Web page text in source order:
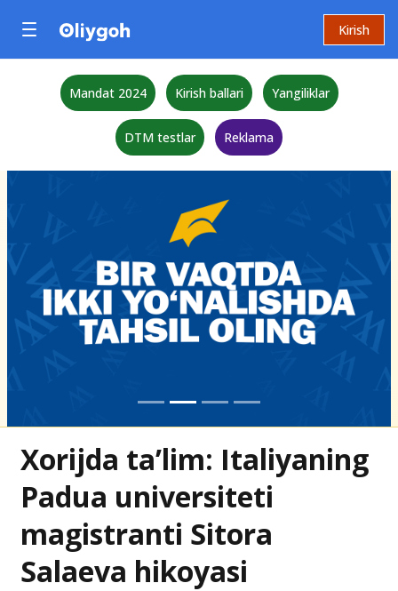
Kirish
Mandat 2024 Kirish ballari Yangiliklar
DTM testlar Reklama
Xorijda ta’lim: Italiyaning
Padua universiteti
magistranti Sitora
Salaeva hikoyasi